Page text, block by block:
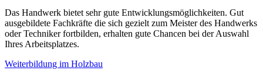
Das Handwerk bietet sehr gute Entwicklungsmöglichkeiten. Gut
ausgebildete Fachkräfte die sich gezielt zum Meister des Handwerks
oder Techniker fortbilden, erhalten gute Chancen bei der Auswahl
Ihres Arbeitsplatzes.
Weiterbildung im Holzbau